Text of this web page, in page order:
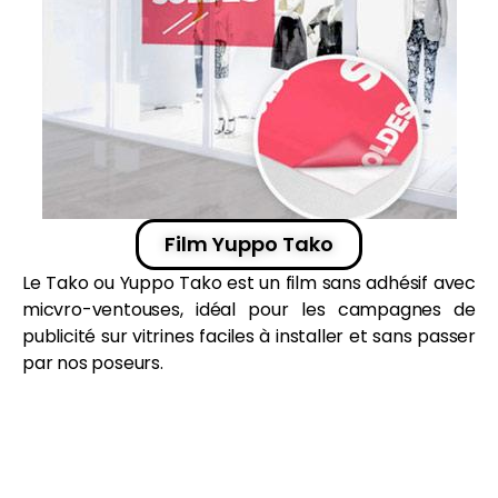
Film Yuppo Tako
Le Tako ou Yuppo Tako est un film sansadhésif avec
micvro-ventouses, idéal pour les campagnes de
publicité survitrinesfaciles à installer et sans passer
par nos poseurs.